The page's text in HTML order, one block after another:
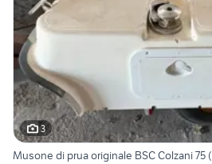
3
Musone di prua originale BSC Colzani 75